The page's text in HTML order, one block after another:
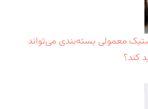
معمولی بسته‌بندی می‌تواند
کند؟